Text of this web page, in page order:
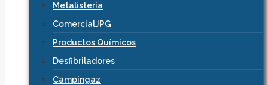
Metalistería
ComercialJPG
Productos Químicos
Desfibriladores
Campingaz